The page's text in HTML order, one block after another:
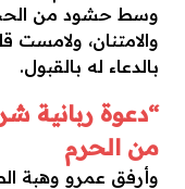
وسط حشود من
والامتنان،
بالدعاء له بالقبول.
“دعوة ربانية
من الحرم
وأرفق عمرو وهبة